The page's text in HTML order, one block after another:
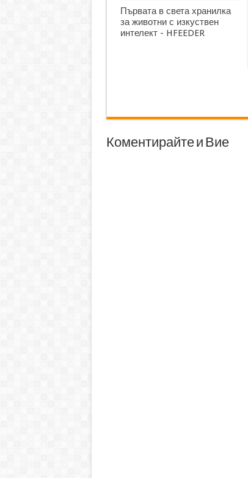
Първата в света хранилка
за животни с изкуствен
интелект - HFEEDER
Коментирайте и Вие